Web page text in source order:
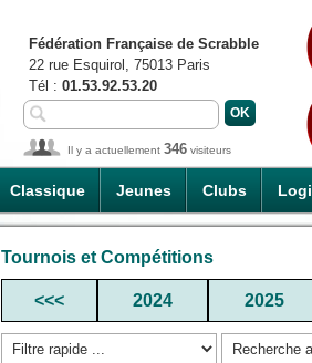
Classique Jeunes Clubs
Fédération Française de Scrabble
22 rue Esquirol, 75013 Paris
Tél : 01.53.92.53.20
Il y a actuellement 346 visiteurs
Tournois et Compétitions
<<< 2024 2025